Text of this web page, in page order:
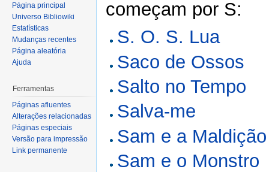
começam por S:
S. O. S. Lua
Saco de Ossos
Salto no Tempo
Salva-me
Sam e a
Sam e o Monstro
Página principal
Universo Bibliowiki
Estatísticas
Mudanças recentes
Página aleatória
Ajuda
Ferramentas
Páginas afluentes
Alterações relacionadas
Páginas especiais
Versão para impressão
Link permanente